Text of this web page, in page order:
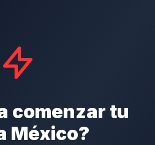
comenzar tu
México?